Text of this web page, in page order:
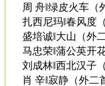
周 舟‖绿皮火车（
扎西尼玛‖春风度
盛培诚‖大山（外
马忠荣‖蒲公英开
刘成林‖西北汉子
肖 辛‖寂静（外二